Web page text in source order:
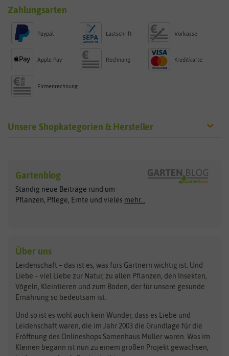
Zahlungsarten
Paypal Lastschrift Vorkasse
Apple Pay Rechnung Kreditkarte
Firmenrechnung
Unsere Shopkategorien & Hersteller
Exotische Samen
Gemüsesamen
Gründünger
Kräutersamen
Obstsamen
Pilzbrut
Rasensamen
Steckzwiebeln
Zimmer & Kübelpflanzen
Kataloge
Schnäppchen
Arche Noah
ASB Greenworld
Benary
Bingenheimer Saatgut
Bionana
BIOWOL
Blumicorn
Bûten Birds
Clever Pots
COMPO
Dürr-Samen
Feldsaaten Freudenberger
Fertil
Flora Elite
Gartenblog
Ständig neue Beiträge rund um
Pflanzen, Pflege, Ernte und vieles mehr...
Über uns
Leidenschaft – das ist es, was fürs Gärtnern wichtig ist. Und
Liebe – viel Liebe zur Natur, zu allen Pflanzen, den Insekten,
Vögeln, Kleintieren und zum Boden, der für unsere gesunde
Ernährung so bedeutsam ist.
Und so ist es wohl auch kein Wunder, dass es Liebe und
Leidenschaft waren, die im Jahr 2003 die Grundlage für die
Eröffnung des Onlineshops Samenhaus Müller waren. Was im
Kleinen begann ist nun zu einem großen Projekt gewachsen,